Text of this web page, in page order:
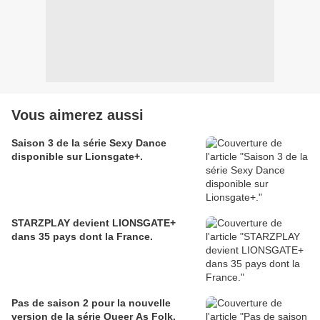
Vous aimerez aussi
Saison 3 de la série Sexy Dance
disponible sur Lionsgate+.
STARZPLAY devient LIONSGATE+
dans 35 pays dont la France.
Pas de saison 2 pour la nouvelle
version de la série Queer As Folk.